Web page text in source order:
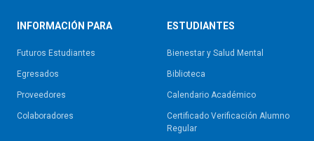
INFORMACIÓN PARA
Futuros Estudiantes
Egresados
Proveedores
Colaboradores
ESTUDIANTES
Bienestar y Salud Mental
Biblioteca
Calendario Académico
Certificado Verificación Alumno
Regular